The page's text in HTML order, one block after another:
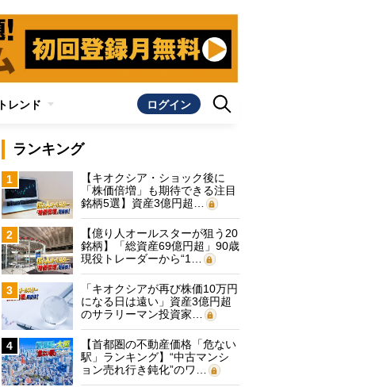
トレンド ログイン
ランキング
1
【キオクシア・ショック後に
「株価倍増」も期待できる注目
銘柄5選】資産3億円超…
2
【億り人オールスターが狙う20
銘柄】「総資産69億円超」90歳
現役トレーダーから“1…
3
「キオクシアが再び株価10万円
になる日は遠い」資産3億円超
のサラリーマン投資家…
4
【首都圏の不動産価格「危ない
駅」ランキング】“中古マンシ
ョン売れ行き鈍化”のワ…